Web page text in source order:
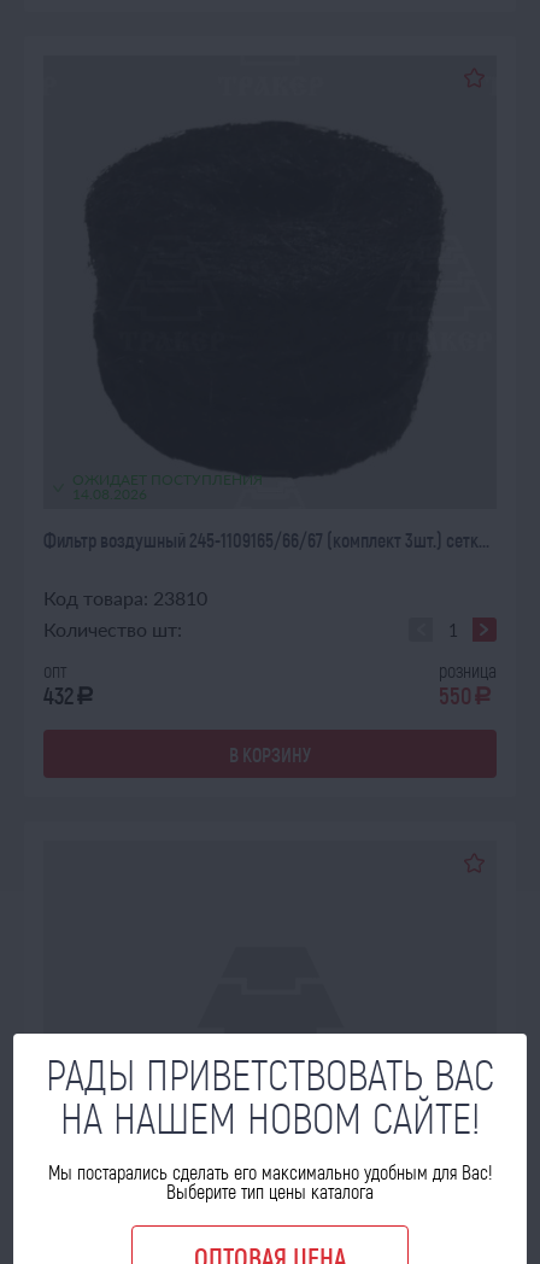
ОЖИДАЕТ ПОСТУПЛЕНИЯ
14.08.2026
Фильтр воздушный 245-1109165/66/67 (комплект 3шт.) сетк...
Код товара: 23810
Количество шт:
опт
432a
розница
550 a
В КОРЗИНУ
РАДЫ ПРИВЕТСТВОВАТЬ ВАС
НА НАШЕМ НОВОМ САЙТЕ!
Мы постарались сделать его максимально удобным для Вас!
Выберите тип цены каталога
ОПТОВАЯ ЦЕНА